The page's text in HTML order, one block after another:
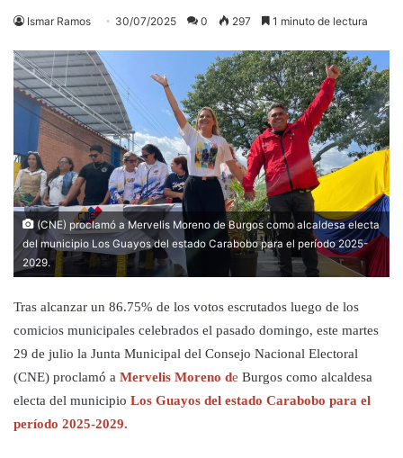
Ismar Ramos 30/07/2025 0 297 1 minuto de lectura
(CNE) proclamó a Mervelis Moreno de Burgos como alcaldesa electa
del municipio Los Guayos del estado Carabobo para el período 2025-
2029.
Tras alcanzar un 86.75% de los votos escrutados luego de los
comicios municipales celebrados el pasado domingo, este martes
29 de julio la Junta Municipal del Consejo Nacional Electoral
(CNE) proclamó a Mervelis Moreno de Burgos como alcaldesa
electa del municipio Los Guayos del estado Carabobo para el
período 2025-2029.